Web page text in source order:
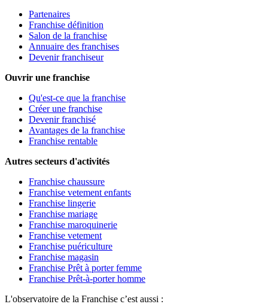
Partenaires
Franchise définition
Salon de la franchise
Annuaire des franchises
Devenir franchiseur
Ouvrir une franchise
Qu'est-ce que la franchise
Créer une franchise
Devenir franchisé
Avantages de la franchise
Franchise rentable
Autres secteurs d'activités
Franchise chaussure
Franchise vetement enfants
Franchise lingerie
Franchise mariage
Franchise maroquinerie
Franchise vetement
Franchise puériculture
Franchise magasin
Franchise Prêt à porter femme
Franchise Prêt-à-porter homme
L'observatoire de la Franchise c’est aussi :